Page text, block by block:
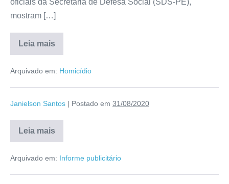
mostram […]
Leia mais
Arquivado em: Homicídio
Janielson Santos | Postado em 31/08/2020
Leia mais
Arquivado em: Informe publicitário